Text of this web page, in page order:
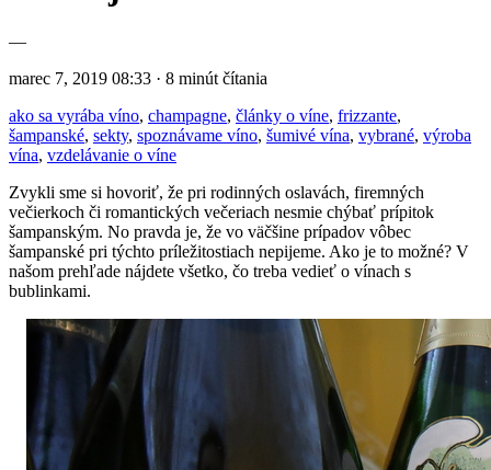
—
marec 7, 2019 08:33 · 8 minút čítania
ako sa vyrába víno, champagne, články o víne, frizzante,
šampanské, sekty, spoznávame víno, šumivé vína, vybrané, výroba
vína, vzdelávanie o víne
Zvykli sme si hovoriť, že pri rodinných oslavách, firemných
večierkoch či romantických večeriach nesmie chýbať prípitok
šampanským. No pravda je, že vo väčšine prípadov vôbec
šampanské pri týchto príležitostiach nepijeme. Ako je to možné? V
našom prehľade nájdete všetko, čo treba vedieť o vínach s
bublinkami.